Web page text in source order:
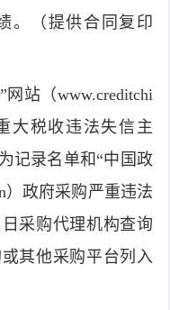
。（提供合同复印
站（www.creditchi
大税收违法失信主
记录名单和“中国政
）政府采购严重违法
采购代理机构查询
其他采购平台列入